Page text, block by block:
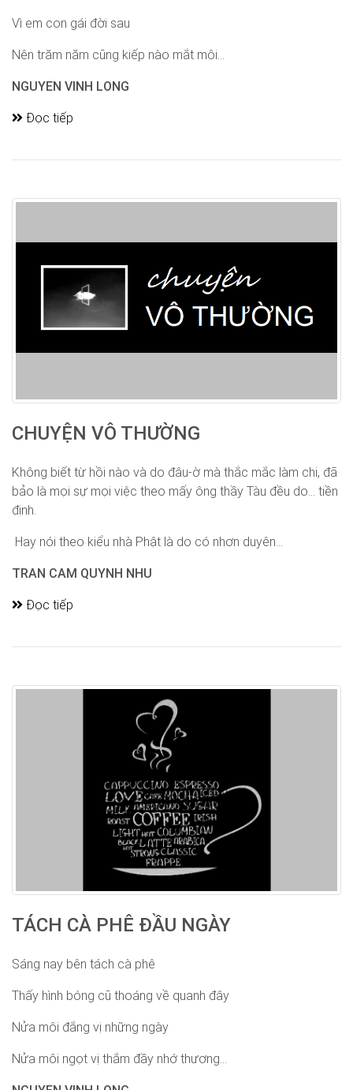
Vì em con gái đời sau
Nên trăm năm cũng kiếp nào mắt môi...
NGUYEN VINH LONG
Đọc tiếp
CHUYỆN VÔ THƯỜNG
Không biết từ hồi nào và do đâu-ờ mà thắc mắc làm chi, đã
bảo là mọi sự mọi việc theo mấy ông thầy Tàu đều do... tiền
định.
Hay nói theo kiểu nhà Phật là do có nhơn duyên...
TRAN CAM QUYNH NHU
Đọc tiếp
TÁCH CÀ PHÊ ĐẦU NGÀY
Sáng nay bên tách cà phê
Thấy hình bóng cũ thoáng về quanh đây
Nửa môi đắng vị những ngày
Nửa môi ngọt vị thắm đầy nhớ thương...